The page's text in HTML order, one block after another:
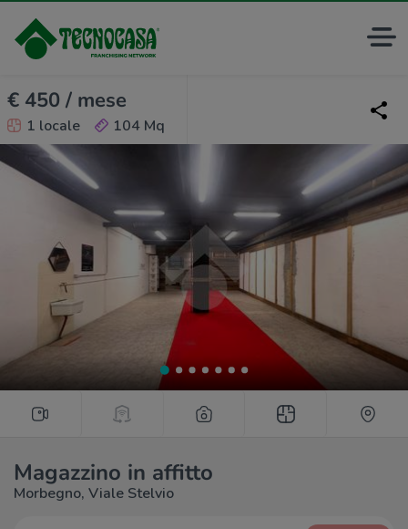
€ 450 / mese
1 locale 104 Mq
Magazzino in affitto
Morbegno, Viale Stelvio